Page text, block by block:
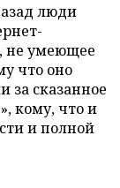
люди
не умеющее
что оно
за сказанное
кому, что и
и полной